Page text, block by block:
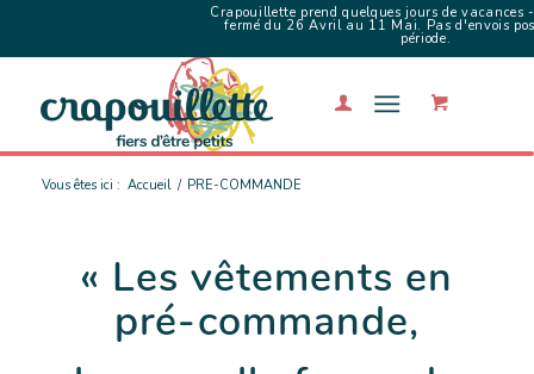
Crapouillette prend quelques jours de vacances
fermé du 26 Avril au 11 Mai. Pas d'envois
période.
Vous êtes ici : Accueil / PRE-COMMANDE
« Les vêtements en
pré-commande,